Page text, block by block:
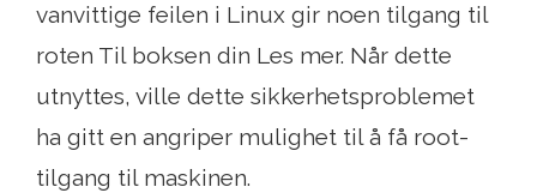
vanvittige feilen i Linux gir noen tilgang til
roten Til boksen din Les mer. Når dette
utnyttes, ville dette sikkerhetsproblemet
ha gitt en angriper mulighet til å få root-
tilgang til maskinen.